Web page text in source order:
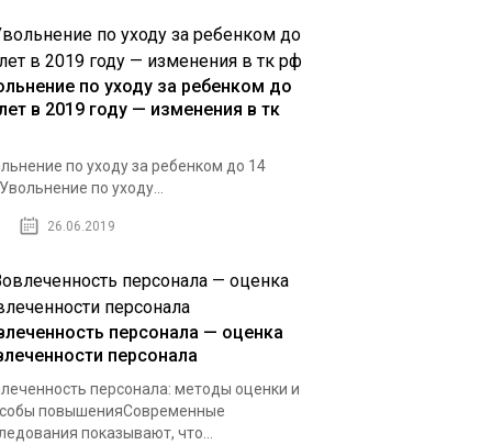
по уходу за ребенком до
в 2019 году — изменения в тк
по уходу за ребенком до 14
по уходу...
26.06.2019
персонала — оценка
персонала
персонала: методы оценки и
повышенияСовременные
показывают, что...